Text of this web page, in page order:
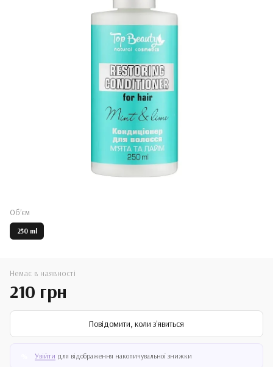
Обʼєм
250 ml
Немає в наявності
210 грн
Повідомити, коли з'явиться
Увійти для відображення накопичувальної знижки